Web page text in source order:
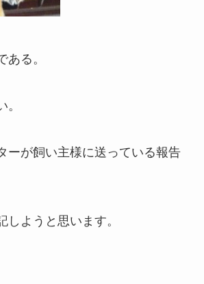
ある。
ーが飼い主様に送っている報告
しようと思います。